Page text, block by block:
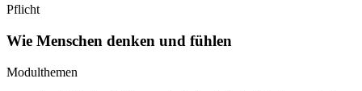
Pflicht
Wie Menschen denken und fühlen
Modulthemen